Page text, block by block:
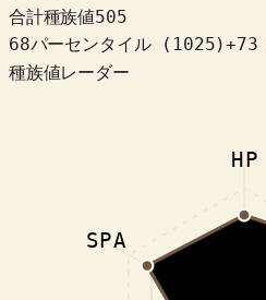
合計種族値505
68パーセンタイル
( 1025)+73
種族値レーダー
HP
SPA